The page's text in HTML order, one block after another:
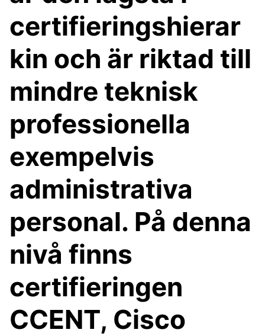
certifieringshierar
kin och är riktad till
mindre teknisk
professionella
exempelvis
administrativa
personal. På denna
nivå finns
certifieringen
CCENT, Cisco